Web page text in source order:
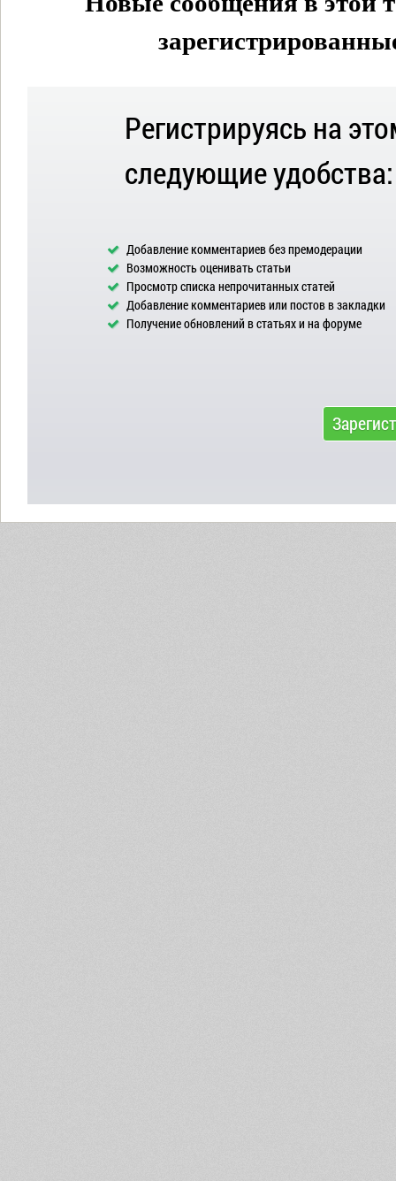
Регистрируясь на
следующие удобства:
Добавление комментариев без премодерации
Возможность оценивать статьи
Просмотр списка непрочитанных статей
Добавление комментариев или постов в закладки
Получение обновлений в статьях и на форуме